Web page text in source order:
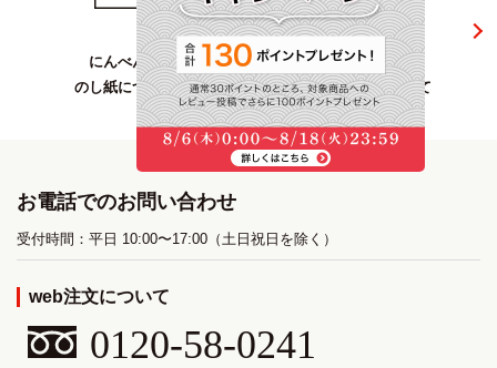
にんべんの
のし紙について
複数お届け先の
指定方法について
お電話でのお問い合わせ
受付時間：平日 10:00〜17:00（土日祝日を除く）
web注文について
0120-58-0241